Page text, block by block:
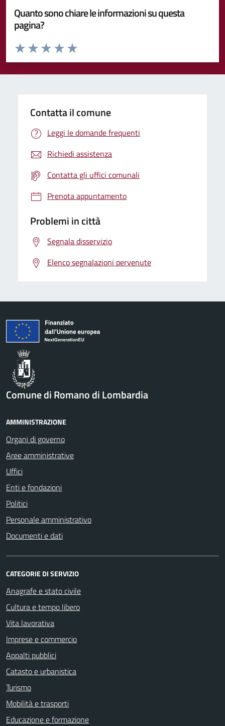
Quanto sono chiare le informazioni su questa
pagina?
Valuta da 1 a 5 stelle la pagina
Valuta 5 stelle su 5
Valuta 4 stelle su 5
Valuta 3 stelle su 5
Valuta 2 stelle su 5
Valuta 1 stelle su 5
Contatta il comune
Leggi le domande frequenti
Richiedi assistenza
Contatta gli uffici comunali
Prenota appuntamento
Problemi in città
Segnala disservizio
Elenco segnalazioni pervenute
Comune di Romano di Lombardia
AMMINISTRAZIONE
Organi di governo
Aree amministrative
Uffici
Enti e fondazioni
Politici
Personale amministrativo
Documenti e dati
CATEGORIE DI SERVIZIO
Anagrafe e stato civile
Cultura e tempo libero
Vita lavorativa
Imprese e commercio
Appalti pubblici
Catasto e urbanistica
Turismo
Mobilità e trasporti
Educazione e formazione